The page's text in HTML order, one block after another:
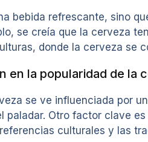
bebida refrescante, sino
se creía que la cerveza
donde la cerveza se
en la popularidad de la
se ve influenciada por
paladar. Otro factor clave
culturales y las